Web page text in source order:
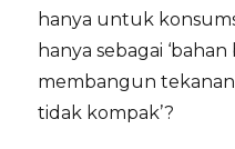
hanya untuk
hanya sebagai
membangun
tidak kompak’?